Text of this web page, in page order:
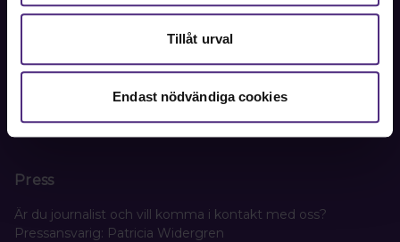
Tillåt urval
Endast nödvändiga cookies
111 84 Stockholm
Besöks- och leveransadress:
Oxtorgsgatan 9-11, 111 57 Stockholm
Org. nr. 802005-3156
Press
Är du journalist och vill komma i kontakt med oss?
Pressansvarig: Patricia Widergren